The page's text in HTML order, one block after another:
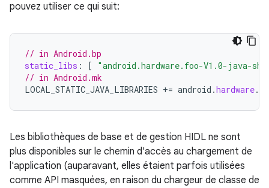
pouvez utiliser ce qui suit:
// in Android.bp
static_libs : [
"android.hardware.foo-V1.0-java-
// in Android.mk
LOCAL_STATIC_JAVA_LIBRARIES += android .hardware.
Les bibliothèques de base et de gestion HIDL ne sont
plus disponibles sur le chemin d'accès au chargement de
l'application (auparavant, elles étaient parfois utilisées
comme API masquées, en raison du chargeur de classe de